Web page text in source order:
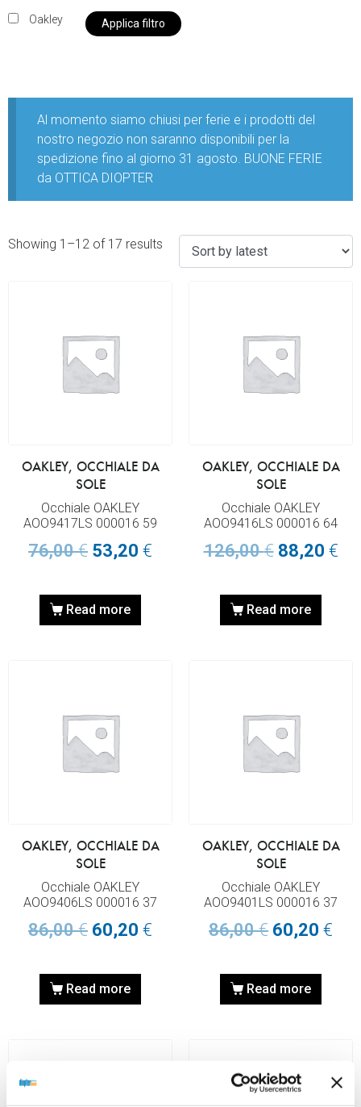
Oakley Applica filtro
Al momento siamo chiusi per ferie e i prodotti del
nostro negozio non saranno disponibili per la
spedizione fino al giorno 31 agosto. BUONE FERIE
da OTTICA DIOPTER
Showing 1–12 of 17 results
OAKLEY, OCCHIALE DA
SOLE
Occhiale OAKLEY
AOO9417LS 000016 59
76,00€ 53,20 €
Read more
OAKLEY, OCCHIALE DA
SOLE
Occhiale OAKLEY
AOO9416LS 000016 64
126,00€ 88,20 €
Read more
OAKLEY, OCCHIALE DA
SOLE
Occhiale OAKLEY
AOO9406LS 000016 37
86,00€ 60,20 €
Read more
OAKLEY, OCCHIALE DA
SOLE
Occhiale OAKLEY
AOO9401LS 000016 37
86,00€ 60,20 €
Read more